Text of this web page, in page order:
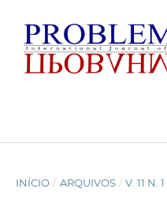
INÍCIO / ARQUIVOS / V. 11 N.